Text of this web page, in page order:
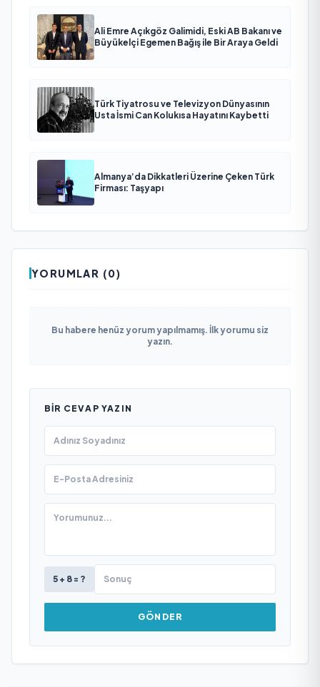
Ali Emre Açıkgöz Galimidi, Eski AB Bakanı ve
Büyükelçi Egemen Bağış ile Bir Araya Geldi
Türk Tiyatrosu ve Televizyon Dünyasının
Usta İsmi Can Kolukısa Hayatını Kaybetti
Almanya’da Dikkatleri Üzerine Çeken Türk
Firması: Taşyapı
YORUMLAR (0)
Bu habere henüz yorum yapılmamış. İlk yorumu siz
yazın.
BIR CEVAP YAZIN
5 + 8 = ?
GÖNDER